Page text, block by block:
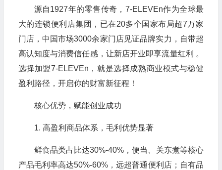
源自1927年的零售传奇，7-ELEVEn作为全球最
大的连锁便利店集团，已在20多个国家布局超7万家
门店，中国市场3000余家门店见证品牌实力，自带超
高认知度与消费信任感，让新店开业即享流量红利 。
选择加盟7-ELEVEn，就是选择成熟商业模式与稳健
盈利路径，开启你的财富新征程！
核心优势，赋能创业成功
1. 高盈利商品体系，毛利优势显著
鲜食品类占比达30%-40%，便当、关东煮等核心
产品毛利率高达50%-60%，远超普通便利店；自有品